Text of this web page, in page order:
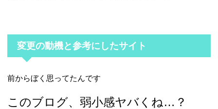
変更の動機と参考にしたサイト
前からぼく思ってたんです
このブログ、弱小感ヤバくね…？